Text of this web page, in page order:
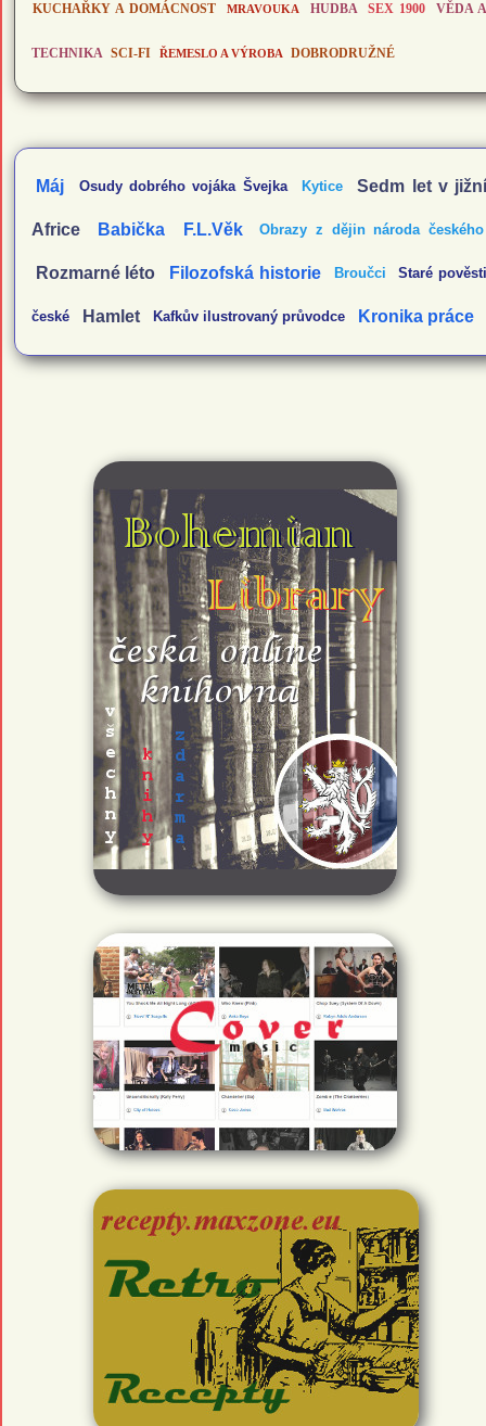
KUCHAŘKY A DOMÁCNOST MRAVOUKA HUDBA SEX 1900 VĚDA A
TECHNIKA SCI-FI ŘEMESLO A VÝROBA DOBRODRUŽNÉ
Máj Osudy dobrého vojáka Švejka Kytice Sedm let v jižní
Africe Babička F.L.Věk Obrazy z dějin národa českého
Rozmarné léto Filozofská historie Broučci Staré pověsti
české Hamlet Kafkův ilustrovaný průvodce Kronika práce